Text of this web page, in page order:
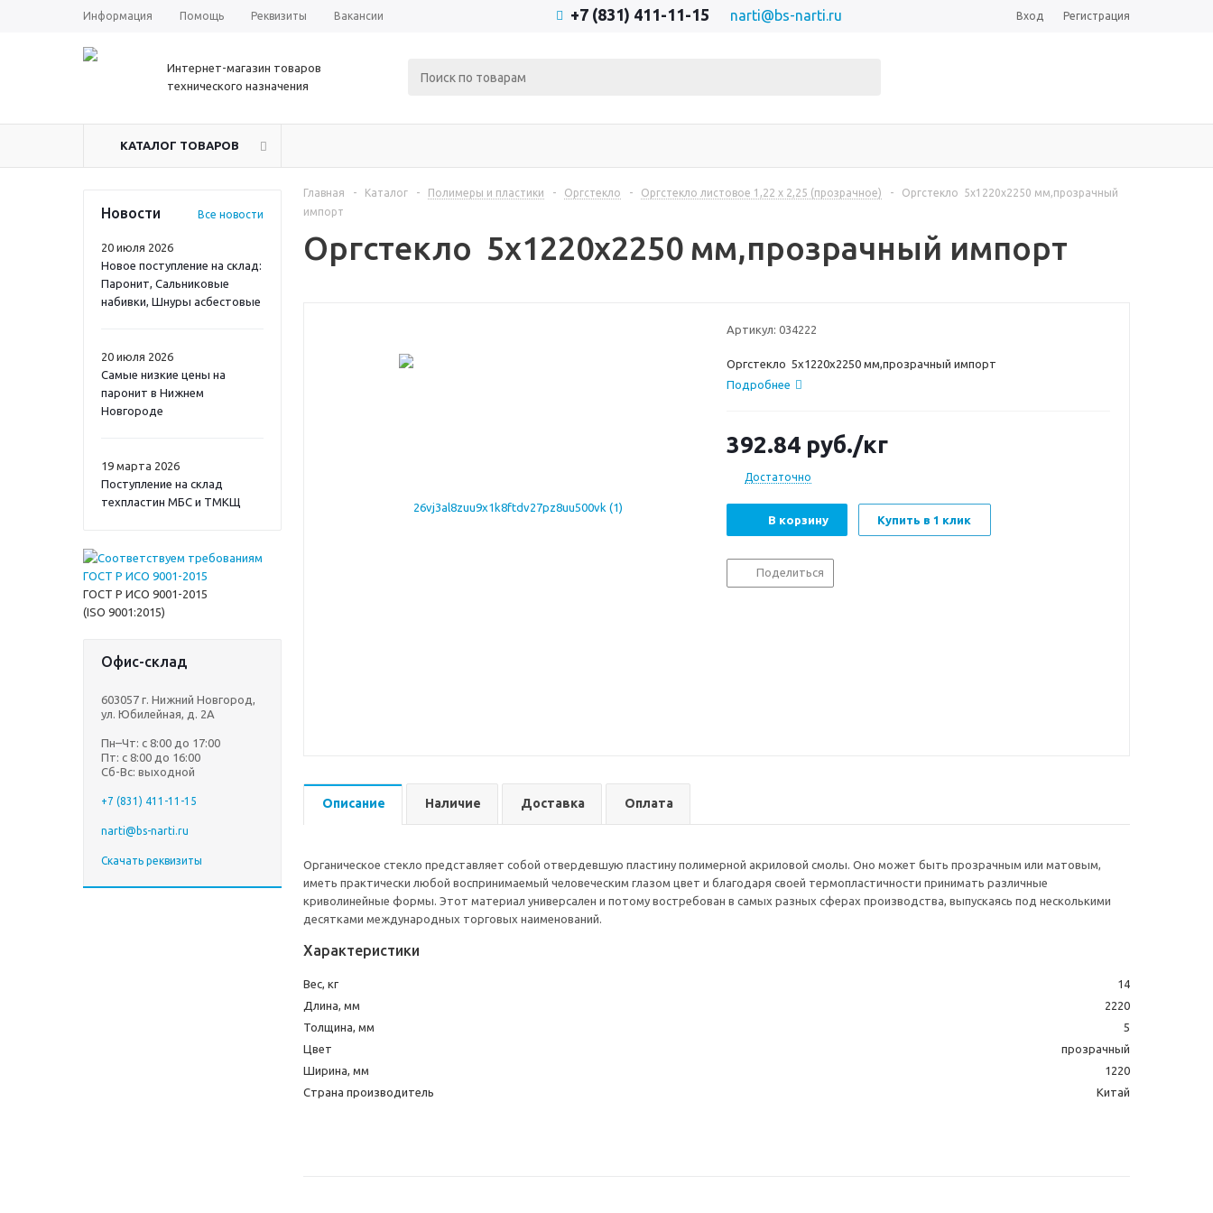
Информация Помощь Реквизиты Вакансии +7 (831) 411-11-15 narti@bs-narti.ru Вход Регистрация
Интернет-магазин товаров
технического назначения
КАТАЛОГ ТОВАРОВ
Новости Все новости
20 июля 2026
Новое поступление на склад:
Паронит, Сальниковые
набивки, Шнуры асбестовые
20 июля 2026
Самые низкие цены на
паронит в Нижнем
Новгороде
19 марта 2026
Поступление на склад
техпластин МБС и ТМКЩ
ГОСТ Р ИСО 9001-2015
(ISO 9001:2015)
Офис-склад
603057 г. Нижний Новгород,
ул. Юбилейная, д. 2А
Пн–Чт: с 8:00 до 17:00
Пт: с 8:00 до 16:00
Сб-Вс: выходной
+7 (831) 411-11-15
narti@bs-narti.ru
Скачать реквизиты
Главная - Каталог - Полимеры и пластики - Оргстекло - Оргстекло листовое 1,22 х 2,25 (прозрачное) -
Оргстекло 5x1220x2250 мм,прозрачный
импорт
Оргстекло 5x1220x2250 мм,прозрачный импорт
Артикул: 034222
Оргстекло 5x1220x2250 мм,прозрачный импорт
Подробнее
392.84 руб./кг
Достаточно
В корзину Купить в 1 клик
Поделиться
Описание Наличие Доставка Оплата
Органическое стекло представляет собой отвердевшую пластину полимерной акриловой смолы. Оно может быть прозрачным или матовым,
иметь практически любой воспринимаемый человеческим глазом цвет и благодаря своей термопластичности принимать различные
криволинейные формы. Этот материал универсален и потому востребован в самых разных сферах производства, выпускаясь под несколькими
десятками международных торговых наименований.
Характеристики
Вес, кг
14
Длина, мм
2220
Толщина, мм
5
Цвет
прозрачный
Ширина, мм
1220
Страна производитель
Китай